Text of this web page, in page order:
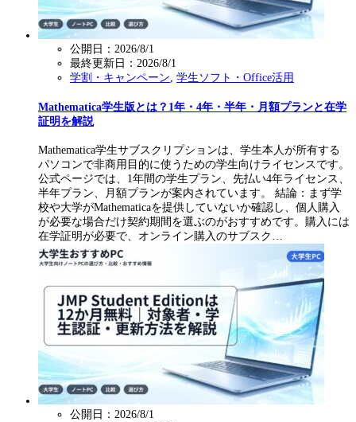
公開日：2026/8/1
最終更新日： 2026/8/1
学割・キャンペーン, 学生ソフト・Office活用
Mathematica学生版とは？1年・4年・半年・月額プランと在学
証明を解説
Mathematica学生サブスクリプションは、学生本人が所有する
パソコンで非商用目的に使うための学生向けライセンスです。
公式ページでは、1年間の学生プラン、先払い4年ライセンス、
半年プラン、月額プランが案内されています。 結論：まず学
校や大学がMathematicaを提供していないか確認し、個人購入
が必要な場合だけ契約期間を選ぶのがおすすめです。購入には
在学証明が必要で、オンライン購入のサブスク…
公開日：2026/8/1